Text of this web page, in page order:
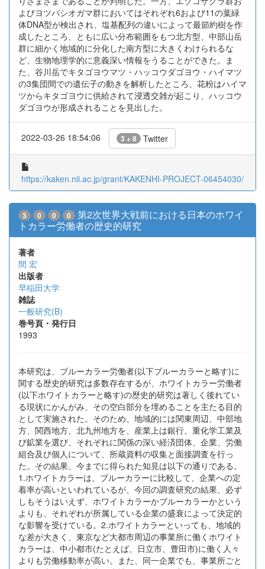
よびヨツバシオガマ群においてはそれぞれ6および11の葉緑
体DNA型が検出され、塩基配列の違いによって最節約樹を作
成したところ、ともに広い分布範囲をもつ北方型、中部山岳
群に細かく地域的に分化した南方型に大きくわけられるな
ど、生物地理学的に意義深い情報をうることができた。ま
た、谷川岳でキタゴヨウマツ・ハッコウダゴヨウ・ハイマツ
の3集団間での遺伝子の動きを解析したところ、花粉はハイマ
ツからキタゴヨウに供給されて浸透交雑が起こり、ハッコウ
ダゴヨウが形成されることを見出した。
2022-03-26 18:54:06 3 + 8 Twitter
https://kaken.nii.ac.jp/grant/KAKENHI-PROJECT-06454030/
3 0 0 0
第2次世界大戦前における日本のホワイ
トカラー労働者の歴史的研究
著者
間 宏
出版者
早稲田大学
雑誌
一般研究(B)
巻号頁・発行日
1993
本研究は、ブルーカラー労働者(以下ブルーカラーと略す)に
関する歴史的研究は多数存在するが、ホワイトカラー労働者
(以下ホワイトカラーと略す)の歴史的研究は著しく後れてい
る現状にかんがみ、その空白部分を埋めることを主たる目的
として実施された。そのため、地域的には関東周辺、中部地
方、関西地方、北九州地方を、産業上は銀行、重化学工業及
び鉱業を選び、それぞれに関係の深い経済団体、企業、労働
組合及び個人について、所蔵資料の収集と面接調査を行っ
た。その結果、今までに得られた知見は以下の通りである。
1.ホワイトカラーは、ブルーカラーに比較して、企業への定
着率が高いといわれているが、今回の調査研究の結果、必ず
しもそうはいえず、ホワイトカラーかブルーカラーかという
よりも、それぞれが所属している企業の盛衰によって決定的
な影響を受けている。2.ホワイトカラーといっても、地域的
な差が大きく、東京など大都市周辺の事業所に働くホワイト
カラーは、中小都市(たとえば、日立市、豊田市)に働く人々
よりも労働移動率が高い。また、同一企業でも、事業所ごと